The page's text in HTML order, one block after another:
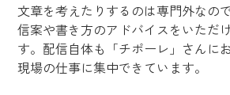
文章を考えたりするのは専門外なの
信案や書き方のアドバイスをいただ
す。配信自体も「チポーレ」さんに
現場の仕事に集中できています。